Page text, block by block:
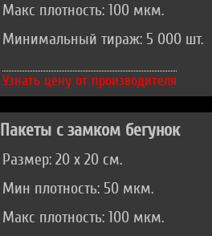
Макс плотность: 100 мкм.
Минимальный тираж: 5 000 шт.
Узнать цену от производителя
Пакеты с замком бегунок
Размер: 20 х 20 см.
Мин плотность: 50 мкм.
Макс плотность: 100 мкм.